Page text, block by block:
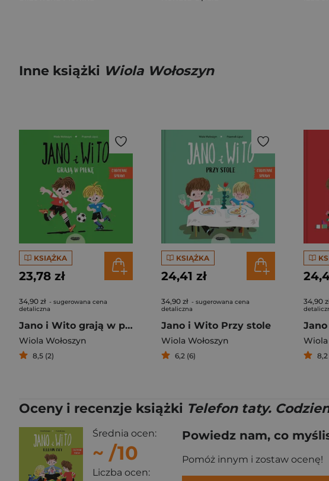
Inne książki Wiola Wołoszyn
KSIĄŻKA
23,78 zł
34,90 zł - sugerowana cena
detaliczna
Jano i Wito grają w piłkę
Wiola Wołoszyn
8,5 (2)
KSIĄŻKA
24,41 zł
34,90 zł - sugerowana cena
detaliczna
Jano i Wito Przy stole
Wiola Wołoszyn
6,2 (6)
34,90
Wiola
8,2
Oceny i recenzje książki Telefon taty.
Średnia ocen:
~ /10
Liczba ocen:
Powiedz nam, co
Pomóż innym i zostaw ocenę!